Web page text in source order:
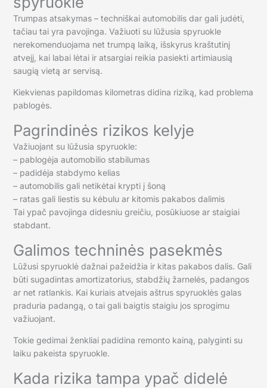
Trumpas atsakymas – techniškai automobilis dar gali judėti,
tačiau tai yra pavojinga. Važiuoti su lūžusia spyruokle
nerekomenduojama net trumpą laiką, išskyrus kraštutinį
atvejį, kai labai lėtai ir atsargiai reikia pasiekti artimiausią
saugią vietą ar servisą.
Kiekvienas papildomas kilometras didina riziką, kad problema
pablogės.
Pagrindinės rizikos kelyje
Važiuojant su lūžusia spyruokle:
– pablogėja automobilio stabilumas
– padidėja stabdymo kelias
– automobilis gali netikėtai krypti į šoną
– ratas gali liestis su kėbulu ar kitomis pakabos dalimis
Tai ypač pavojinga didesniu greičiu, posūkiuose ar staigiai
stabdant.
Galimos techninės pasekmės
Lūžusi spyruoklė dažnai pažeidžia ir kitas pakabos dalis. Gali
būti sugadintas amortizatorius, stabdžių žarnelės, padangos
ar net ratlankis. Kai kuriais atvejais aštrus spyruoklės galas
praduria padangą, o tai gali baigtis staigiu jos sprogimu
važiuojant.
Tokie gedimai ženkliai padidina remonto kainą, palyginti su
laiku pakeista spyruokle.
Kada rizika tampa ypač didelė